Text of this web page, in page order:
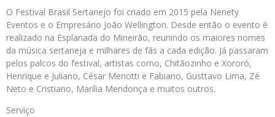
O Festival Brasil Sertanejo foi criado em 2015 pela Nenety
Eventos e o Empresário João Wellington. Desde então o evento é
realizado na Esplanada do Mineirão, reunindo os maiores nomes
da música sertaneja e milhares de fãs a cada edição. Já passaram
pelos palcos do festival, artistas como, Chitãozinho e Xororó,
Henrique e Juliano, César Menotti e Fabiano, Gusttavo Lima, Zé
Neto e Cristiano, Marília Mendonça e muitos outros.
Serviço